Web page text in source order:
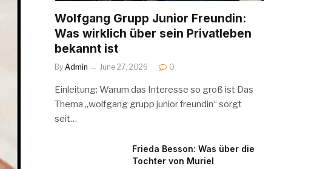
Wolfgang Grupp Junior Freundin:
Was wirklich über sein Privatleben
bekannt ist
By Admin June 27, 2026 0
Einleitung: Warum das Interesse so groß ist Das
Thema „wolfgang grupp junior freundin“ sorgt
seit…
Frieda Besson: Was über die
Tochter von Muriel